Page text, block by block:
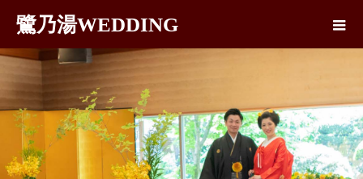
鷺乃湯WEDDING